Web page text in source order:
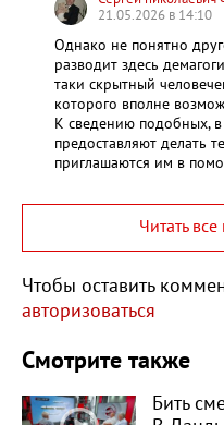
21.05.2026 в 14:10
Однако не понятно
разводит здесь
таки скрытный
которого вполне
К сведению подобных,
предоставляют делать
приглашаются им в
Читать
Чтобы оставить
авторизоваться
Смотрите также
Бить